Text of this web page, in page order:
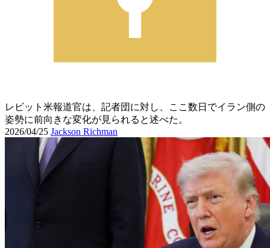
レビット米報道官は、記者団に対し、ここ数日でイラン側の
姿勢に前向きな変化が見られると述べた。
2026/04/25 Jackson Richman